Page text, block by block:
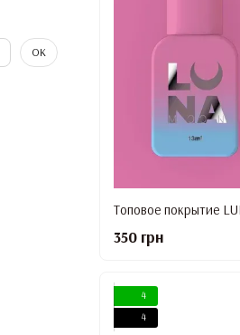
Топовое покрытие
350 грн
4
4
OK